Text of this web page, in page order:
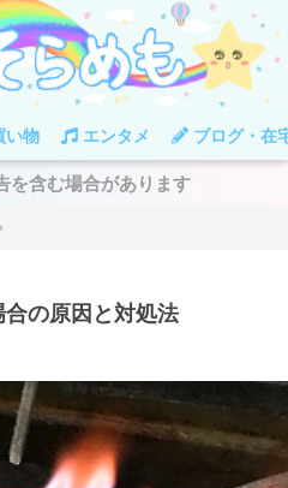
い物 エンタメ ブログ・在
を含む場合があります
の原因と対処法